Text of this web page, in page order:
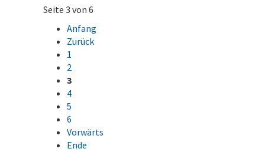
Seite 3 von 6
Anfang
Zurück
1
2
3
4
5
6
Vorwärts
Ende